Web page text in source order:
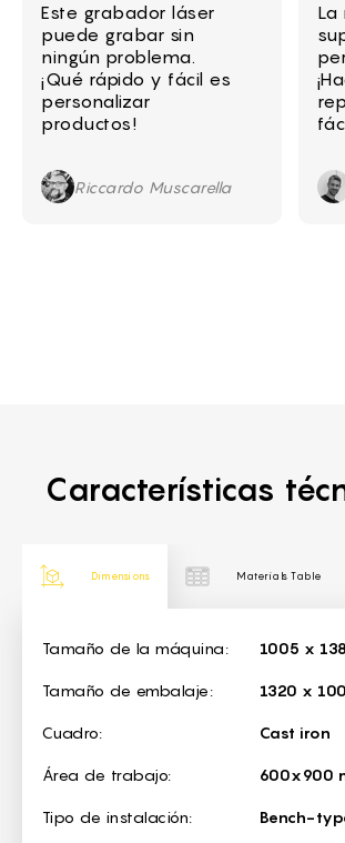
Este grabador láser
puede grabar sin
ningún problema.
¡Qué rápido y fácil es
personalizar
productos!
Riccardo Muscarella
La
Características
Dimensions Materials Table
Dimensions
Tamaño de la máquina: 1005 x
Tamaño de embalaje: 1320 x
Cuadro: Cast iron
Área de trabajo: 600x900
Tipo de instalación: Bench-